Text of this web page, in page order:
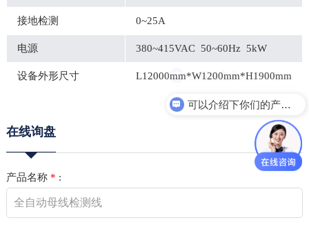
接地检测 0~25A
电源 380~415VAC 50~60Hz 5kW
设备外形尺寸 L12000mm*W1200mm*H1900mm
在线询盘
产品名称* :
可以介绍下你们的产品么？